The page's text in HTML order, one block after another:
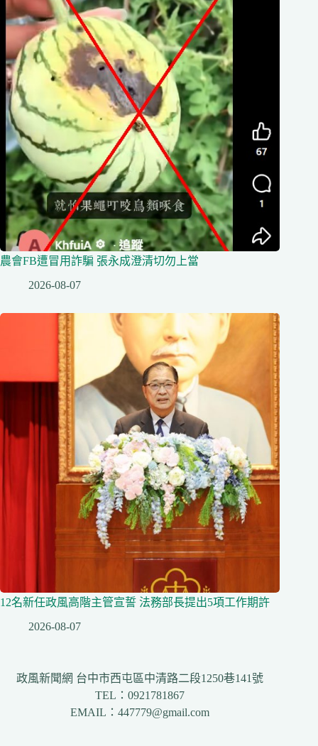
農會FB遭冒用詐騙 張永成澄清切勿上當
2026-08-07
12名新任政風高階主管宣誓 法務部長提出5項工作期許
2026-08-07
政風新聞網 台中市西屯區中清路二段1250巷141號
TEL：0921781867
EMAIL：447779@gmail.com